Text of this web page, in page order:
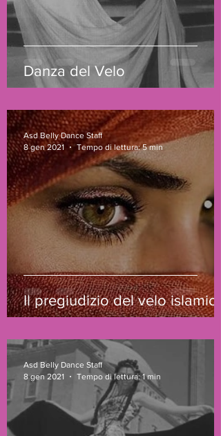
Danza del Velo
Il pregiudizio del velo islamico
Asd Belly Dance Staff
8 gen 2021
Tempo di lettura: 5 min
Asd Belly Dance Staff
8 gen 2021
Tempo di lettura: 1 min